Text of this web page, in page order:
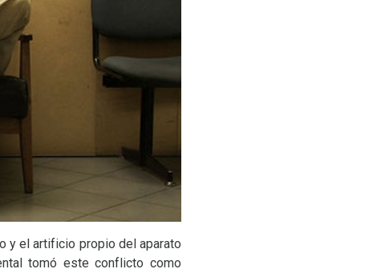
y el artificio propio del aparato
tomó este conflicto como